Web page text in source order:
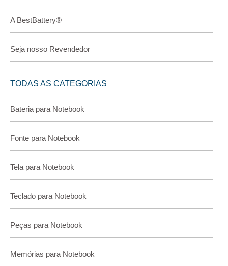
A BestBattery®
Seja nosso Revendedor
TODAS AS CATEGORIAS
Bateria para Notebook
Fonte para Notebook
Tela para Notebook
Teclado para Notebook
Peças para Notebook
Memórias para Notebook